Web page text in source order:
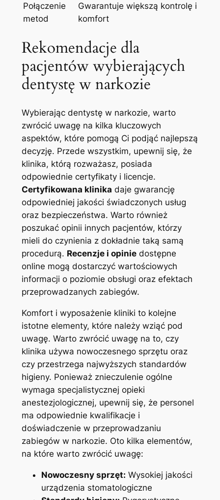
Połączenie
metod
Gwarantuje⁤ większą kontrolę⁢ i
komfort
Rekomendacje dla⁤
pacjentów wybierających
dentystę⁣ w narkozie
Wybierając​ dentystę w narkozie, warto
zwrócić uwagę na kilka kluczowych
aspektów, które pomogą ​Ci ⁣podjąć najlepszą
decyzję. Przede wszystkim, upewnij‌ się, że
klinika, którą rozważasz, posiada
odpowiednie ⁤certyfikaty i licencje.
Certyfikowana klinika daje gwarancję
odpowiedniej jakości świadczonych usług‌
oraz bezpieczeństwa.⁣ Warto również
poszukać opinii innych pacjentów, którzy
mieli do czynienia z dokładnie taką⁣ samą
procedurą. Recenzje i opiniedostępne
online mogą dostarczyć wartościowych
informacji ‌o ‌poziomie obsługi oraz​ efektach
przeprowadzanych zabiegów.
Komfort i wyposażenie kliniki to kolejne
istotne ‌elementy, które należy wziąć pod
uwagę. Warto zwrócić uwagę na to, czy
klinika⁤ używa ⁢nowoczesnego ‌sprzętu oraz
czy przestrzega ‍najwyższych ⁢standardów‍
higieny. Ponieważ⁣ znieczulenie ogólne
wymaga specjalistycznej opieki
anestezjologicznej, upewnij się, ⁣że personel
ma odpowiednie kwalifikacje i
doświadczenie w przeprowadzaniu
zabiegów w narkozie. Oto kilka elementów,
na ‌które warto zwrócić uwagę:
Nowoczesny sprzęt: Wysokiej jakości
urządzenia⁣ stomatologiczne